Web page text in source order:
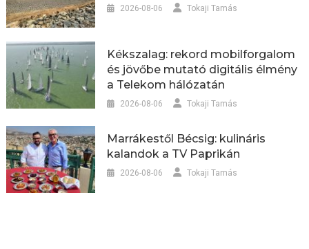
2026-08-06 Tokaji Tamás
Kékszalag: rekord mobilforgalom
és jövőbe mutató digitális élmény
a Telekom hálózatán
2026-08-06 Tokaji Tamás
Marrákestől Bécsig: kulináris
kalandok a TV Paprikán
2026-08-06 Tokaji Tamás